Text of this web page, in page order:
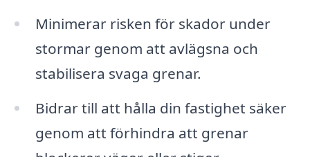
Minimerar risken för skador under
stormar genom att avlägsna och
stabilisera svaga grenar.
Bidrar till att hålla din fastighet säker
genom att förhindra att grenar